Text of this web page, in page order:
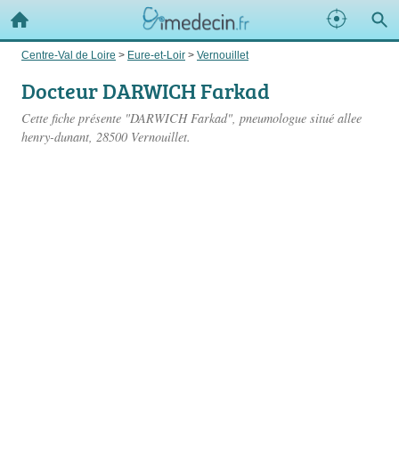
Centre-Val de Loire > Eure-et-Loir > Vernouillet
Docteur DARWICH Farkad
Cette fiche présente "DARWICH Farkad", pneumologue situé allee
henry-dunant, 28500 Vernouillet.